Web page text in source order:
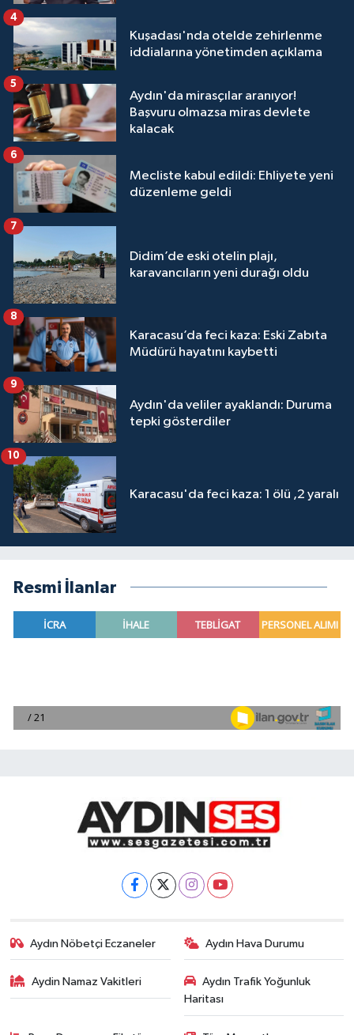
Kuşadası'nda otelde zehirlenme
iddialarına yönetimden açıklama
4
Aydın'da mirasçılar aranıyor!
Başvuru olmazsa miras devlete
kalacak
5
Mecliste kabul edildi: Ehliyete yeni
düzenleme geldi
6
Didim’de eski otelin plajı,
karavancıların yeni durağı oldu
7
Karacasu’da feci kaza: Eski Zabıta
Müdürü hayatını kaybetti
8
Aydın'da veliler ayaklandı: Duruma
tepki gösterdiler
9
Karacasu'da feci kaza: 1 ölü ,2 yaralı
10
Resmi İlanlar
Aydın Nöbetçi Eczaneler Aydın Hava Durumu
Aydin Namaz Vakitleri
Aydın Trafik Yoğunluk
Haritası